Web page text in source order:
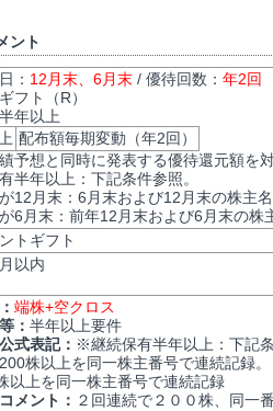
ント
： 12月末、6月末 / 優待回数： 年2回
フト（R）
年以上
配布額毎期変動（年2回）
予想と同時に発表する優待還元額を
半年以上：下記条件参照。
が12月末：6月末および12月末の株主
が6月末：前年12月末および6月末の
トギフト
以内
端株+空クロス
： 半年以上要件
式表記： ※継続保有半年以上：下記
株以上を同一株主番号で連続記録
以上を同一株主番号で連続記録
メント： ２回連続で２００株、同一